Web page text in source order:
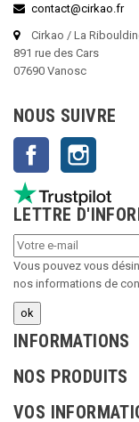
contact@cirkao.fr
Cirkao / La
891 rue des Cars
07690 Vanosc
NOUS SUIVRE
Facebook
LETTRE
Vous pouvez vous
nos informations de
INFORMATIONS
NOS PRODUITS
VOS